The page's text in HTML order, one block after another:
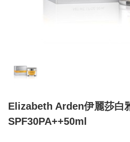
Elizabeth Arden伊麗莎白
SPF30PA++50ml